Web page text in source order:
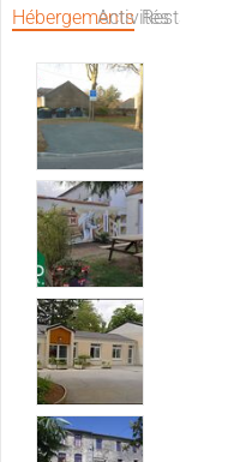
HébergementsActivitésRestaurants